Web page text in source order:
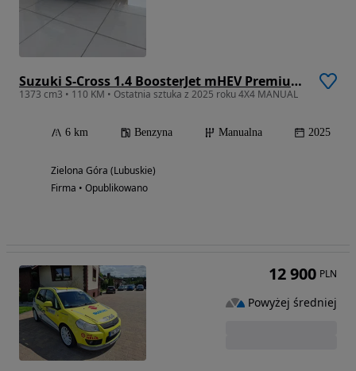
Suzuki S-Cross 1.4 BoosterJet mHEV Premium Plus SP 4WD
1373 cm3 • 110 KM • Ostatnia sztuka z 2025 roku 4X4 MANUAL
6 km Benzyna Manualna 2025
Zielona Góra (Lubuskie)
Firma • Opublikowano
12 900 PLN
Powyżej średniej